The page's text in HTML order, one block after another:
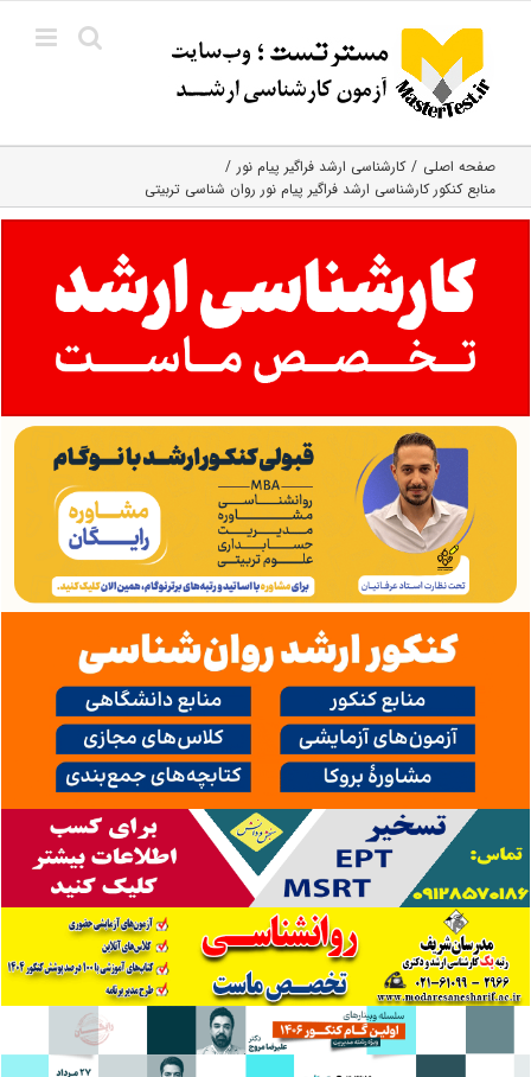
content
صفحه اصلی
کارشناسی ارشد فراگیر پیام نور
منابع کنکور کارشناسی ارشد فراگیر پیام نور روان شناسی تربیتی